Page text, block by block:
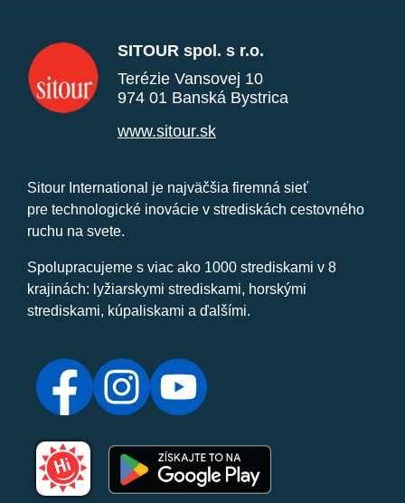
SITOUR spol. s r.o.
Terézie Vansovej 10
974 01 Banská Bystrica
www.sitour.sk
Sitour International je najväčšia firemná sieť
pre technologické inovácie v strediskách cestovného
ruchu na svete.
Spolupracujeme s viac ako 1000 strediskami v 8
krajinách: lyžiarskymi strediskami, horskými
strediskami, kúpaliskami a ďalšími.